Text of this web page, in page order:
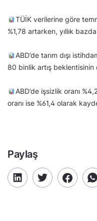
TÜİK verilerine göre
%1,78 artarken, yıllık
ABD’de tarım dışı
80 binlik artış beklentisinin
ABD’de işsizlik oranı
oranı ise %61,4 olarak
Paylaş